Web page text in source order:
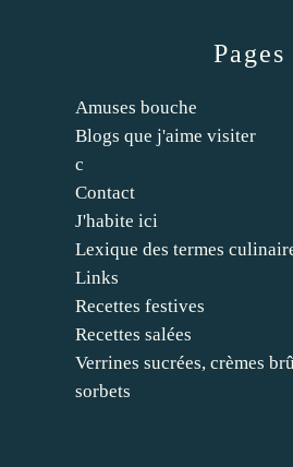
Pages
Amuses bouche
Blogs que j'aime visiter
c
Contact
J'habite ici
Lexique des termes
Links
Recettes festives
Recettes salées
Verrines sucrées, crèmes
sorbets